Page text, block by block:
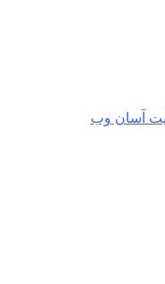
آسان وب